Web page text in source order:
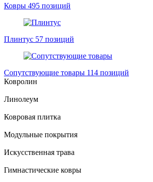
Ковры 495 позиций
Плинтус 57 позиций
Сопутствующие товары 114 позиций
Ковролин
Линолеум
Ковровая плитка
Модульные покрытия
Искусственная трава
Гимнастические ковры